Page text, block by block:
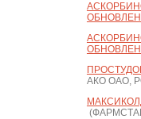
АКО ОАО,